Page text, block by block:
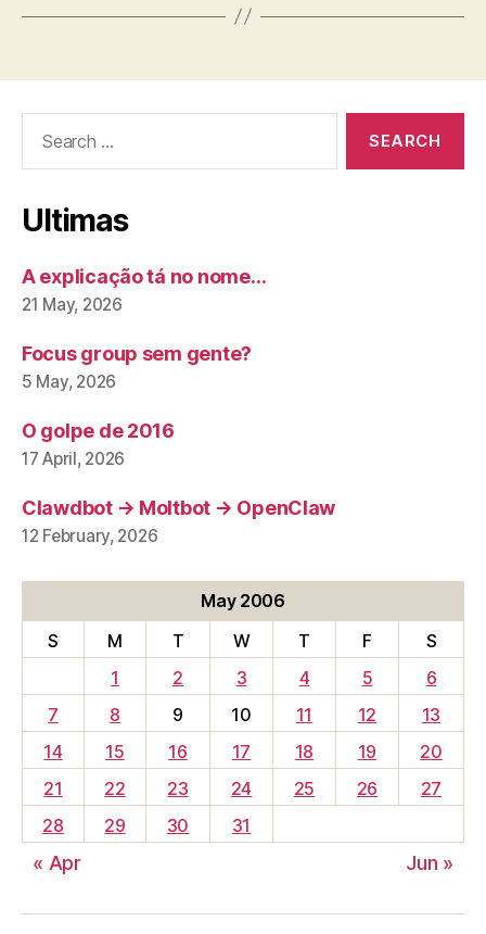
Ultimas
A explicação tá no nome…
21 May, 2026
Focus group sem gente?
5 May, 2026
O golpe de 2016
17 April, 2026
Clawdbot → Moltbot → OpenClaw
12 February, 2026
May 2006
S
M T W T F
S
1
2 3 4 5
6
7
8 9 10 11 12
13
14
15 16 17 18 19
20
21
22 23 24 25 26
27
28
29 30 31
« Apr Jun »